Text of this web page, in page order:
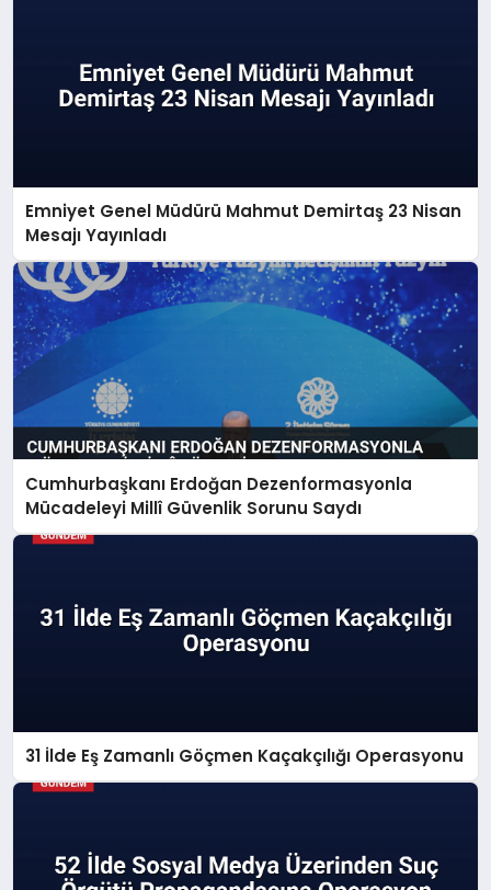
Emniyet Genel Müdürü Mahmut Demirtaş 23 Nisan
Mesajı Yayınladı
Cumhurbaşkanı Erdoğan Dezenformasyonla
Mücadeleyi Millî Güvenlik Sorunu Saydı
31 İlde Eş Zamanlı Göçmen Kaçakçılığı Operasyonu